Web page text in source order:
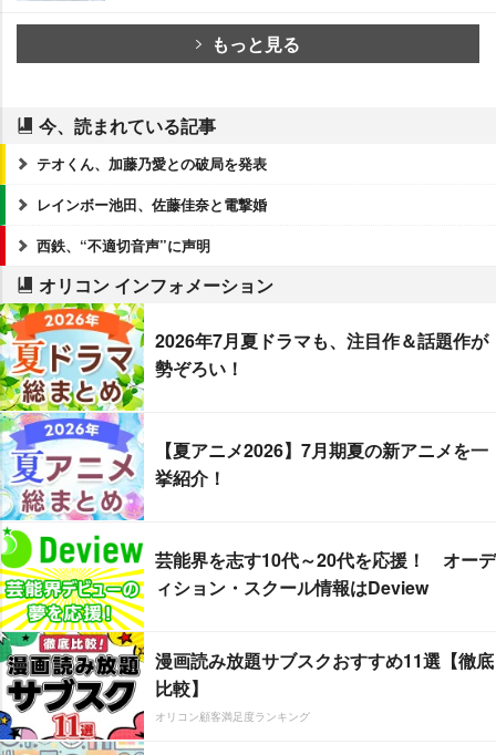
もっと見る
今、読まれている記事
テオくん、加藤乃愛との破局を発表
レインボー池田、佐藤佳奈と電撃婚
西鉄、“不適切音声”に声明
オリコン インフォメーション
2026年7月夏ドラマも、注目作＆話題作が
勢ぞろい！
【夏アニメ2026】7月期夏の新アニメを一
挙紹介！
芸能界を志す10代～20代を応援！ オーデ
ィション・スクール情報はDeview
漫画読み放題サブスクおすすめ11選【徹底
比較】
オリコン顧客満足度ランキング